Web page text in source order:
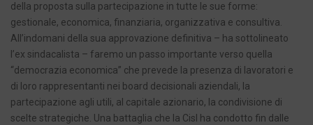
della proposta sulla partecipazione in tutte le sue forme:
gestionale, economica, finanziaria, organizzativa e consultiva.
All’indomani della sua approvazione definitiva – ha sottolineato
l’ex sindacalista – faremo un passo importante verso quella
“democrazia economica” che prevede la presenza di lavoratori e
di loro rappresentanti nei board decisionali aziendali, la
partecipazione agli utili, al capitale azionario, la condivisione di
scelte strategiche. Una battaglia che la Cisl ha condotto fin dalle